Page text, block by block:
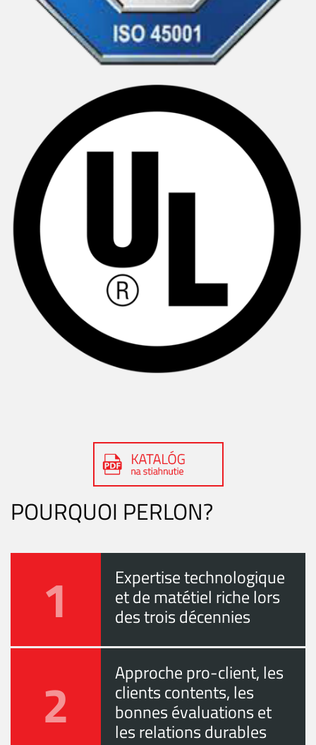
POURQUOI PERLON?
1 Expertise technologique
et de matétiel riche lors
des trois décennies
2 Approche pro-client, les
clients contents, les
bonnes évaluations et
les relations durables